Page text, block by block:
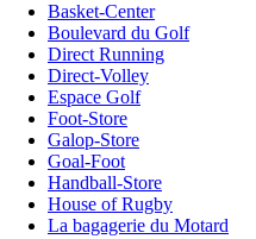
Basket-Center
Boulevard du Golf
Direct Running
Direct-Volley
Espace Golf
Foot-Store
Galop-Store
Goal-Foot
Handball-Store
House of Rugby
La bagagerie du Motard